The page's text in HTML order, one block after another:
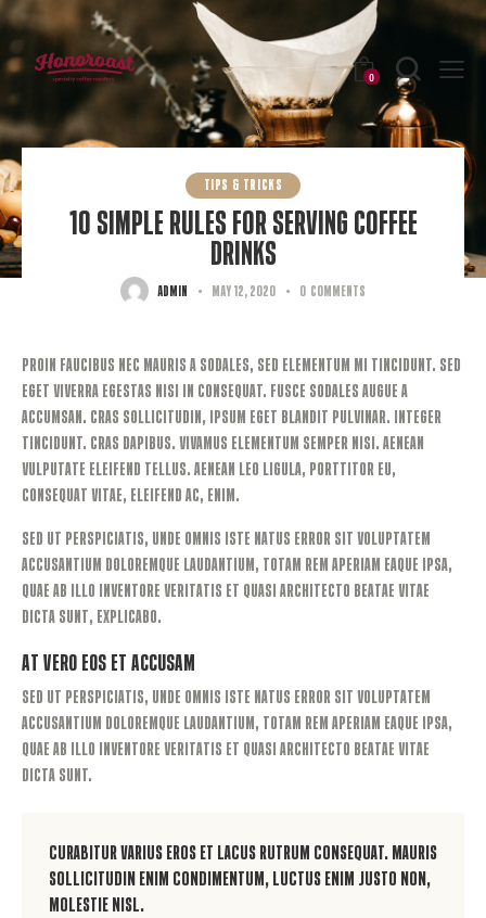
0
TIPS & TRICKS
10 SIMPLE RULES FOR SERVING COFFEE
DRINKS
admin May 12, 2020 0 Comments
Proin faucibus nec mauris a sodales, sed elementum mi tincidunt. Sed
eget viverra egestas nisi in consequat. Fusce sodales augue a
accumsan. Cras sollicitudin, ipsum eget blandit pulvinar. Integer
tincidunt. Cras dapibus. Vivamus elementum semper nisi. Aenean
vulputate eleifend tellus. Aenean leo ligula, porttitor eu,
consequat vitae, eleifend ac, enim.
Sed ut perspiciatis, unde omnis iste natus error sit voluptatem
accusantium doloremque laudantium, totam rem aperiam eaque ipsa,
quae ab illo inventore veritatis et quasi architecto beatae vitae
dicta sunt, explicabo.
At Vero Eos et Accusam
Sed ut perspiciatis, unde omnis iste natus error sit voluptatem
accusantium doloremque laudantium, totam rem aperiam eaque ipsa,
quae ab illo inventore veritatis et quasi architecto beatae vitae
dicta sunt.
Curabitur varius eros et lacus rutrum consequat. Mauris
sollicitudin enim condimentum, luctus enim justo non,
molestie nisl.